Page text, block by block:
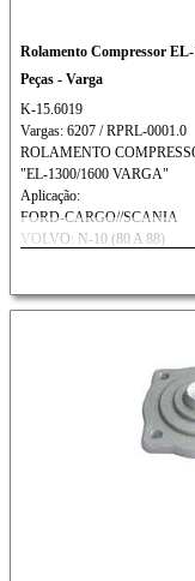
Rolamento Compressor
Peças - Varga
K-15.6019
Vargas: 6207 / RPRL-0001.0
ROLAMENTO
"EL-1300/1600 VARGA"
Aplicação:
FORD-CARGO//SCANIA
VOLVO: N-10 (80 A 88)